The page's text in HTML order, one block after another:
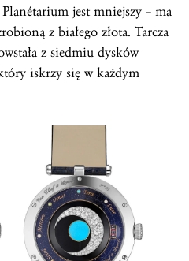
jest mniejszy – ma
z białego złota. Tarcza
z siedmiu dysków
iskrzy się w każdym